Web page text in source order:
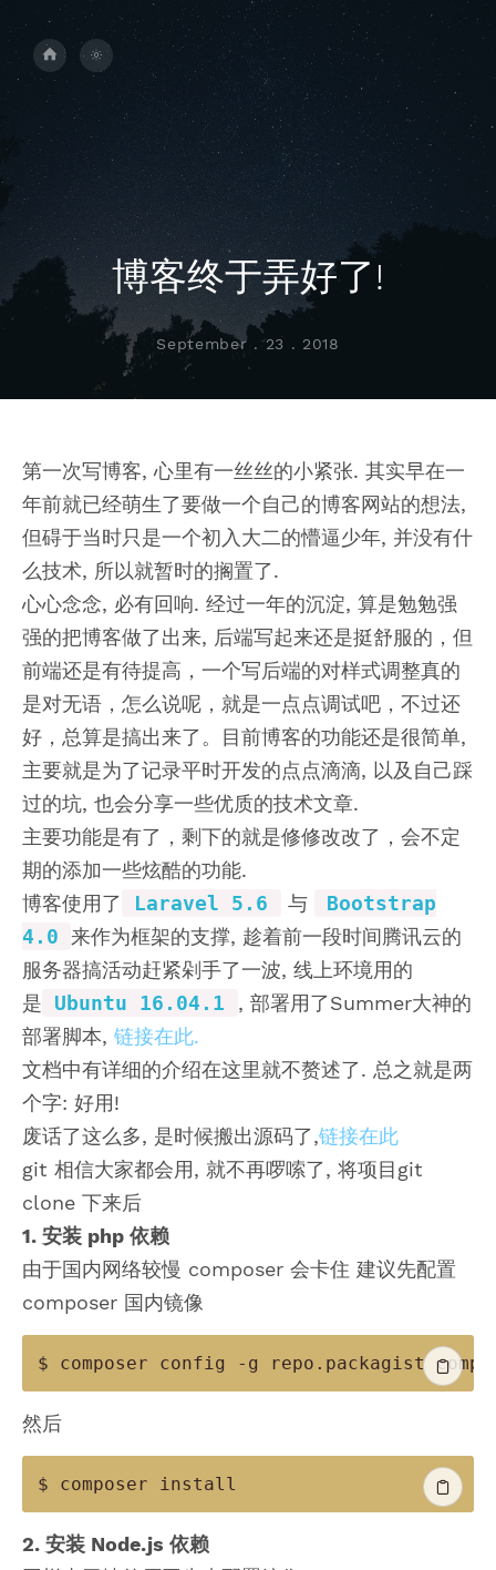
博客终于弄好了!
September . 23 . 2018
第一次写博客, 心里有一丝丝的小紧张. 其实早在一
年前就已经萌生了要做一个自己的博客网站的想法,
但碍于当时只是一个初入大二的懵逼少年, 并没有什
么技术, 所以就暂时的搁置了.
心心念念, 必有回响. 经过一年的沉淀, 算是勉勉强
强的把博客做了出来, 后端写起来还是挺舒服的，但
前端还是有待提高，一个写后端的对样式调整真的
是对无语，怎么说呢，就是一点点调试吧，不过还
好，总算是搞出来了。目前博客的功能还是很简单,
主要就是为了记录平时开发的点点滴滴, 以及自己踩
过的坑, 也会分享一些优质的技术文章.
主要功能是有了，剩下的就是修修改改了，会不定
期的添加一些炫酷的功能.
博客使用了
Laravel 5.6 与
Bootstrap
4.0 来作为框架的支撑, 趁着前一段时间腾讯云的
服务器搞活动赶紧剁手了一波, 线上环境用的
是
Ubuntu 16.04.1
, 部署用了Summer大神的
部署脚本, 链接在此.
文档中有详细的介绍在这里就不赘述了. 总之就是两
个字: 好用!
废话了这么多, 是时候搬出源码了,链接在此
git 相信大家都会用, 就不再啰嗦了, 将项目git
clone 下来后
1. 安装 php 依赖
由于国内网络较慢 composer 会卡住 建议先配置
composer 国内镜像
$ composer config - g repo . packagist
然后
$ composer install
2. 安装 Node.js 依赖